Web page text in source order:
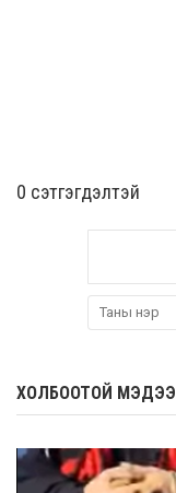
0 cэтгэгдэлтэй
ХОЛБООТОЙ МЭДЭЭ